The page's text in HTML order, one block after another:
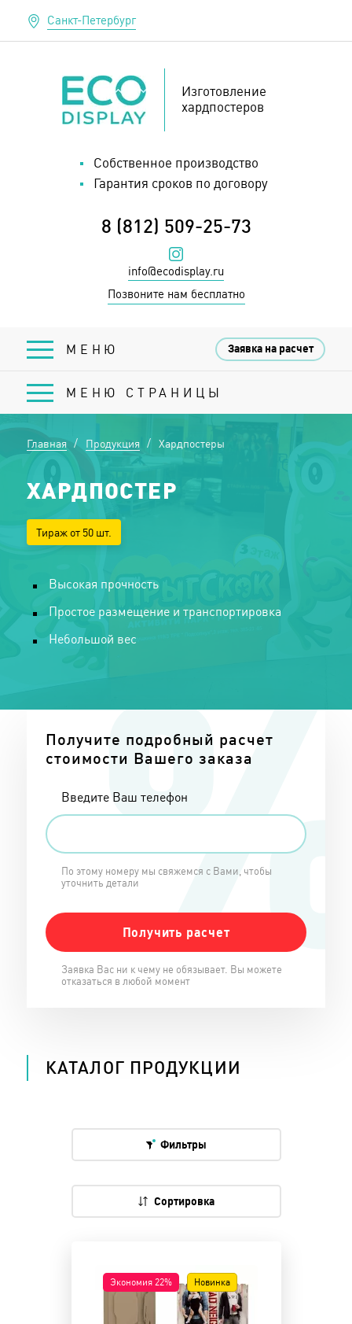
Санкт-Петербург
Изготовление
хардпостеров
Собственное производство
Гарантия сроков по договору
8 (812) 509-25-73
Наш инстаграм
info@ecodisplay.ru
Позвоните нам бесплатно
Заявка на расчет
МЕНЮ СТРАНИЦЫ
Главная Продукция Хардпостеры
ХАРДПОСТЕР
Тираж от 50 шт.
Высокая прочность
Простое размещение и транспортировка
Небольшой вес
Получите подробный расчет
стоимости Вашего заказа
Введите Ваш телефон
По этому номеру мы свяжемся с Вами, чтобы
уточнить детали
Заявка Вас ни к чему не обязывает. Вы можете
отказаться в любой момент
КАТАЛОГ ПРОДУКЦИИ
Экономия 22% Новинка
Сортировка
Фильтры